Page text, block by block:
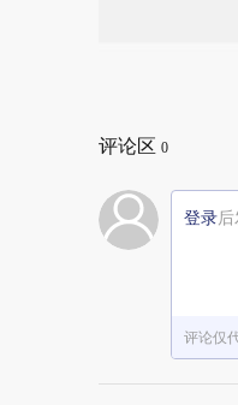
评论区 0
登录
评论仅